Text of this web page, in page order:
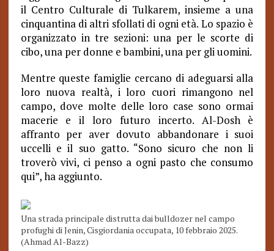
il Centro Culturale di Tulkarem, insieme a una
cinquantina di altri sfollati di ogni età. Lo spazio è
organizzato in tre sezioni: una per le scorte di
cibo, una per donne e bambini, una per gli uomini.
Mentre queste famiglie cercano di adeguarsi alla
loro nuova realtà, i loro cuori rimangono nel
campo, dove molte delle loro case sono ormai
macerie e il loro futuro incerto. Al-Dosh è
affranto per aver dovuto abbandonare i suoi
uccelli e il suo gatto. “Sono sicuro che non li
troverò vivi, ci penso a ogni pasto che consumo
qui”, ha aggiunto.
Una strada principale distrutta dai bulldozer nel campo
profughi di Jenin, Cisgiordania occupata, 10 febbraio 2025.
(Ahmad Al-Bazz)